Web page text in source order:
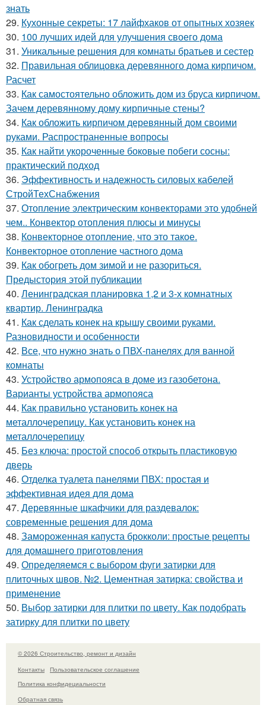
знать
29. Кухонные секреты: 17 лайфхаков от опытных хозяек
30. 100 лучших идей для улучшения своего дома
31. Уникальные решения для комнаты братьев и сестер
32. Правильная облицовка деревянного дома кирпичом.
Расчет
33. Как самостоятельно обложить дом из бруса кирпичом.
Зачем деревянному дому кирпичные стены?
34. Как обложить кирпичом деревянный дом своими
руками. Распространенные вопросы
35. Как найти укороченные боковые побеги сосны:
практический подход
36. Эффективность и надежность силовых кабелей
СтройТехСнабжения
37. Отопление электрическим конвекторами это удобней
чем.. Конвектор отопления плюсы и минусы
38. Конвекторное отопление, что это такое.
Конвекторное отопление частного дома
39. Как обогреть дом зимой и не разориться.
Предыстория этой публикации
40. Ленинградская планировка 1,2 и 3-х комнатных
квартир. Ленинградка
41. Как сделать конек на крышу своими руками.
Разновидности и особенности
42. Все, что нужно знать о ПВХ-панелях для ванной
комнаты
43. Устройство армопояса в доме из газобетона.
Варианты устройства армопояса
44. Как правильно установить конек на
металлочерепицу. Как установить конек на
металлочерепицу
45. Без ключа: простой способ открыть пластиковую
дверь
46. Отделка туалета панелями ПВХ: простая и
эффективная идея для дома
47. Деревянные шкафчики для раздевалок:
современные решения для дома
48. Замороженная капуста брокколи: простые рецепты
для домашнего приготовления
49. Определяемся с выбором фуги затирки для
плиточных швов. №2. Цементная затирка: свойства и
применение
50. Выбор затирки для плитки по цвету. Как подобрать
затирку для плитки по цвету
© 2026 Строительство, ремонт и дизайн
Контакты
Пользовательское соглашение
Политика конфидециальности
Обратная связь